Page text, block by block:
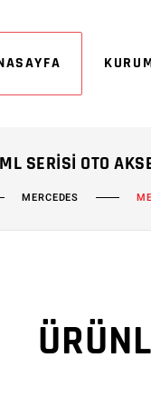
SERISI OTO
MERCEDES